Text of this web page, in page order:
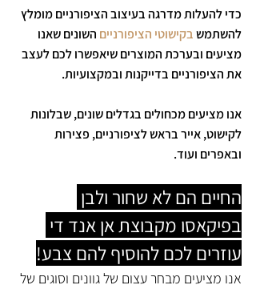
כדי להעלות מדרגה בעיצוב הציפורניים מומלץ
להשתמש בקישוטי הציפורניים השונים שאנו
מציעים ובערכת המוצרים שיאפשרו לכם לעצב
את הציפורניים בדייקנות ובמקצועיות.
אנו מציעים מכחולים בגדלים שונים, שבלונות
לקישוט, אייר בראש לציפורניים, פצירות
ובאפרים ועוד.
החיים הם לא שחור ולבן
בפיקאסו מקבוצת אן אנד די
עוזרים לכם להוסיף להם צבע!
אנו מציעים מבחר עצום של גוונים וסוגים של